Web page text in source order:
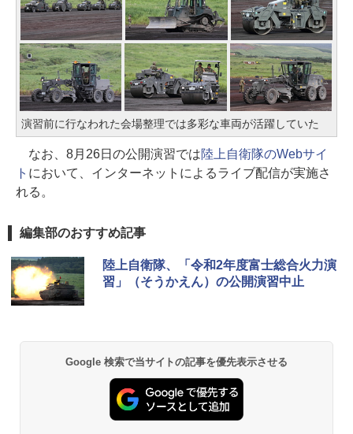
演習前に行なわれた会場整理では多彩な車両が活躍していた
なお、8月26日の公開演習では陸上自衛隊のWebサイ
ト において、インターネットによるライブ配信が実施さ
れる。
編集部のおすすめ記事
陸上自衛隊、「令和2年度富士総合火力演
習」（そうかえん）の公開演習中止
Google 検索で当サイトの記事を優先表示させる